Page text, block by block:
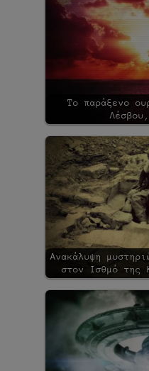
Το παράξενο
Ανακάλυψη
στον Ισθμό της